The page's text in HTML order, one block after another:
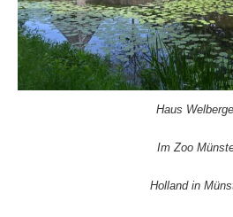
Haus
Im Zoo
Holland in